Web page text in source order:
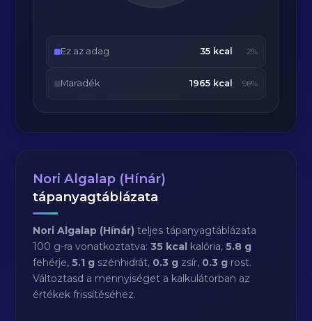
Ez az adag 35 kcal 2%
Maradék 1965 kcal 98%
Nori Algalap (Hínár)
tápanyagtáblázata
Nori Algalap (Hínár) teljes tápanyagtáblázata
100 g-ra vonatkoztatva:35 kcal kalória,5.8 g
fehérje,5.1 g szénhidrát, 0.3 g zsír, 0.3 g rost.
Változtasd a mennyiséget a kalkulátorban az
értékek frissítéséhez.